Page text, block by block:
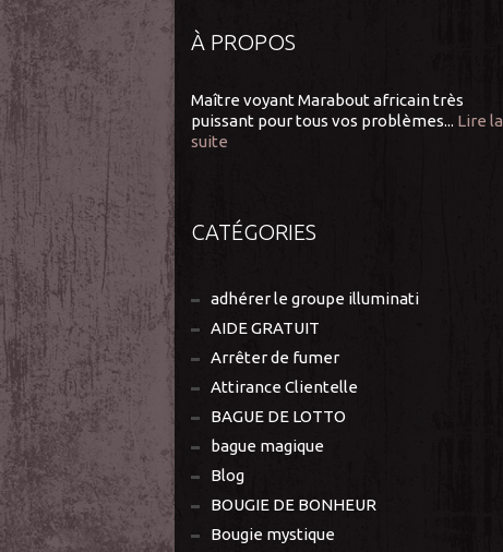
À PROPOS
Maître voyant Marabout africain très
puissant pour tous vos problèmes... Lire la
suite
CATÉGORIES
adhérer le groupe illuminati
AIDE GRATUIT
Arrêter de fumer
Attirance Clientelle
BAGUE DE LOTTO
bague magique
Blog
BOUGIE DE BONHEUR
Bougie mystique